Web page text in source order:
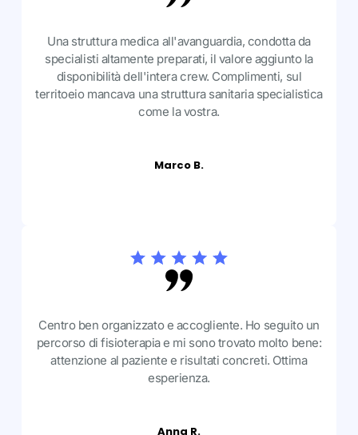
Una struttura medica all'avanguardia, condotta da
specialisti altamente preparati, il valore aggiunto la
disponibilità dell'intera crew. Complimenti, sul
territoeio mancava una struttura sanitaria specialistica
come la vostra.
Marco B.
Centro ben organizzato e accogliente. Ho seguito un
percorso di fisioterapia e mi sono trovato molto bene:
attenzione al paziente e risultati concreti. Ottima
esperienza.
Anna R.